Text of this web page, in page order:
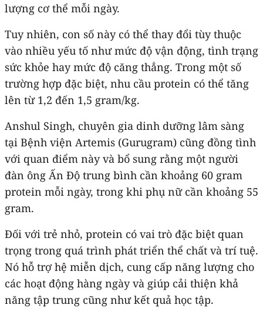
lượng cơ thể mỗi ngày.
Tuy nhiên, con số này có thể thay đổi tùy thuộc
vào nhiều yếu tố như mức độ vận động, tình trạng
sức khỏe hay mức độ căng thẳng. Trong một số
trường hợp đặc biệt, nhu cầu protein có thể tăng
lên từ 1,2 đến 1,5 gram/kg.
Anshul Singh, chuyên gia dinh dưỡng lâm sàng
tại Bệnh viện Artemis (Gurugram) cũng đồng tình
với quan điểm này và bổ sung rằng một người
đàn ông Ấn Độ trung bình cần khoảng 60 gram
protein mỗi ngày, trong khi phụ nữ cần khoảng 55
gram.
Đối với trẻ nhỏ, protein có vai trò đặc biệt quan
trọng trong quá trình phát triển thể chất và trí tuệ.
Nó hỗ trợ hệ miễn dịch, cung cấp năng lượng cho
các hoạt động hàng ngày và giúp cải thiện khả
năng tập trung cũng như kết quả học tập.